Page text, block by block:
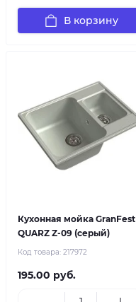
В корзину
Кухонная мойка GranFest
QUARZ Z-09 (серый)
Код товара: 217972
195.00 руб.